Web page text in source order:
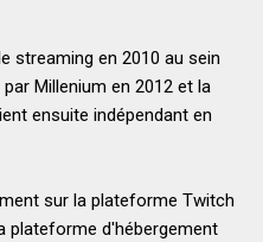
streaming en 2010 au sein
Millenium en 2012 et la
ensuite indépendant en
sur la plateforme Twitch
plateforme d'hébergement